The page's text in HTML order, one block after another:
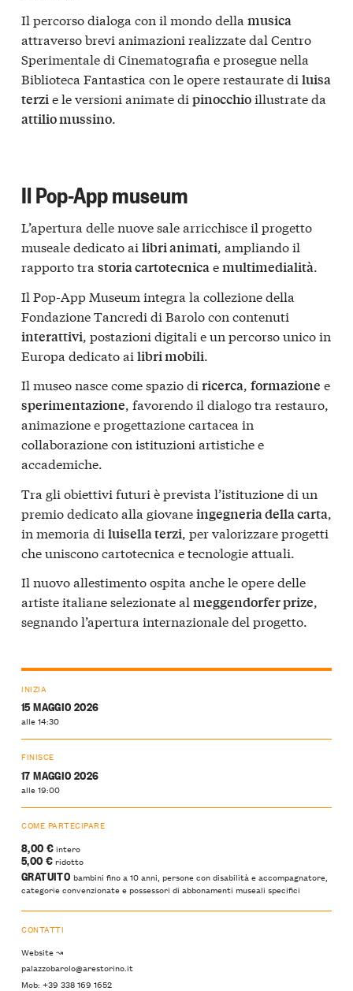
Il percorso dialoga con il mondo della musica
attraverso brevi animazioni realizzate dal Centro
Sperimentale di Cinematografia e prosegue nella
Biblioteca Fantastica con le opere restaurate di luisa
terzie le versioni animate di pinocchioillustrate da
attilio mussino.
Il Pop-App museum
L’apertura delle nuove sale arricchisce il progetto
museale dedicato ai libri animati, ampliando il
rapporto tra storia cartotecnicaemultimedialità.
Il Pop-App Museum integra la collezione della
Fondazione Tancredi di Barolo con contenuti
interattivi , postazioni digitali e un percorso unico in
Europa dedicato ai libri mobili
Il museo nasce come spazio di ricerca, formazione e
sperimentazione, favorendo il dialogo tra restauro,
animazione e progettazione cartacea in
collaborazione con istituzioni artistiche e
accademiche.
Tra gli obiettivi futuri è prevista l’istituzione di un
premio dedicato alla giovaneingegneria della carta,
in memoria di luisella terzi, per valorizzare progetti
che uniscono cartotecnica e tecnologie attuali.
Il nuovo allestimento ospita anche le opere delle
artiste italiane selezionate al meggendorfer prize,
segnando l’apertura internazionale del progetto.
INIZIA
15 MAGGIO 2026
alle 14:30
FINISCE
17 MAGGIO 2026
alle 19:00
COME PARTECIPARE
8,00 €intero
5,00 €ridotto
GRATUITO bambini fino a 10 anni, persone con disabilità e accompagnatore,
categorie convenzionate e possessori di abbonamenti museali specifici
CONTATTI
Website ↝
palazzobarolo@arestorino.it
Mob: +39 338 169 1652